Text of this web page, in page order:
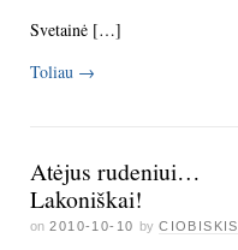
Svetainė […]
Toliau →
Atėjus rudeniui…
Lakoniškai!
on 2010-10-10 by CIOBISKIS